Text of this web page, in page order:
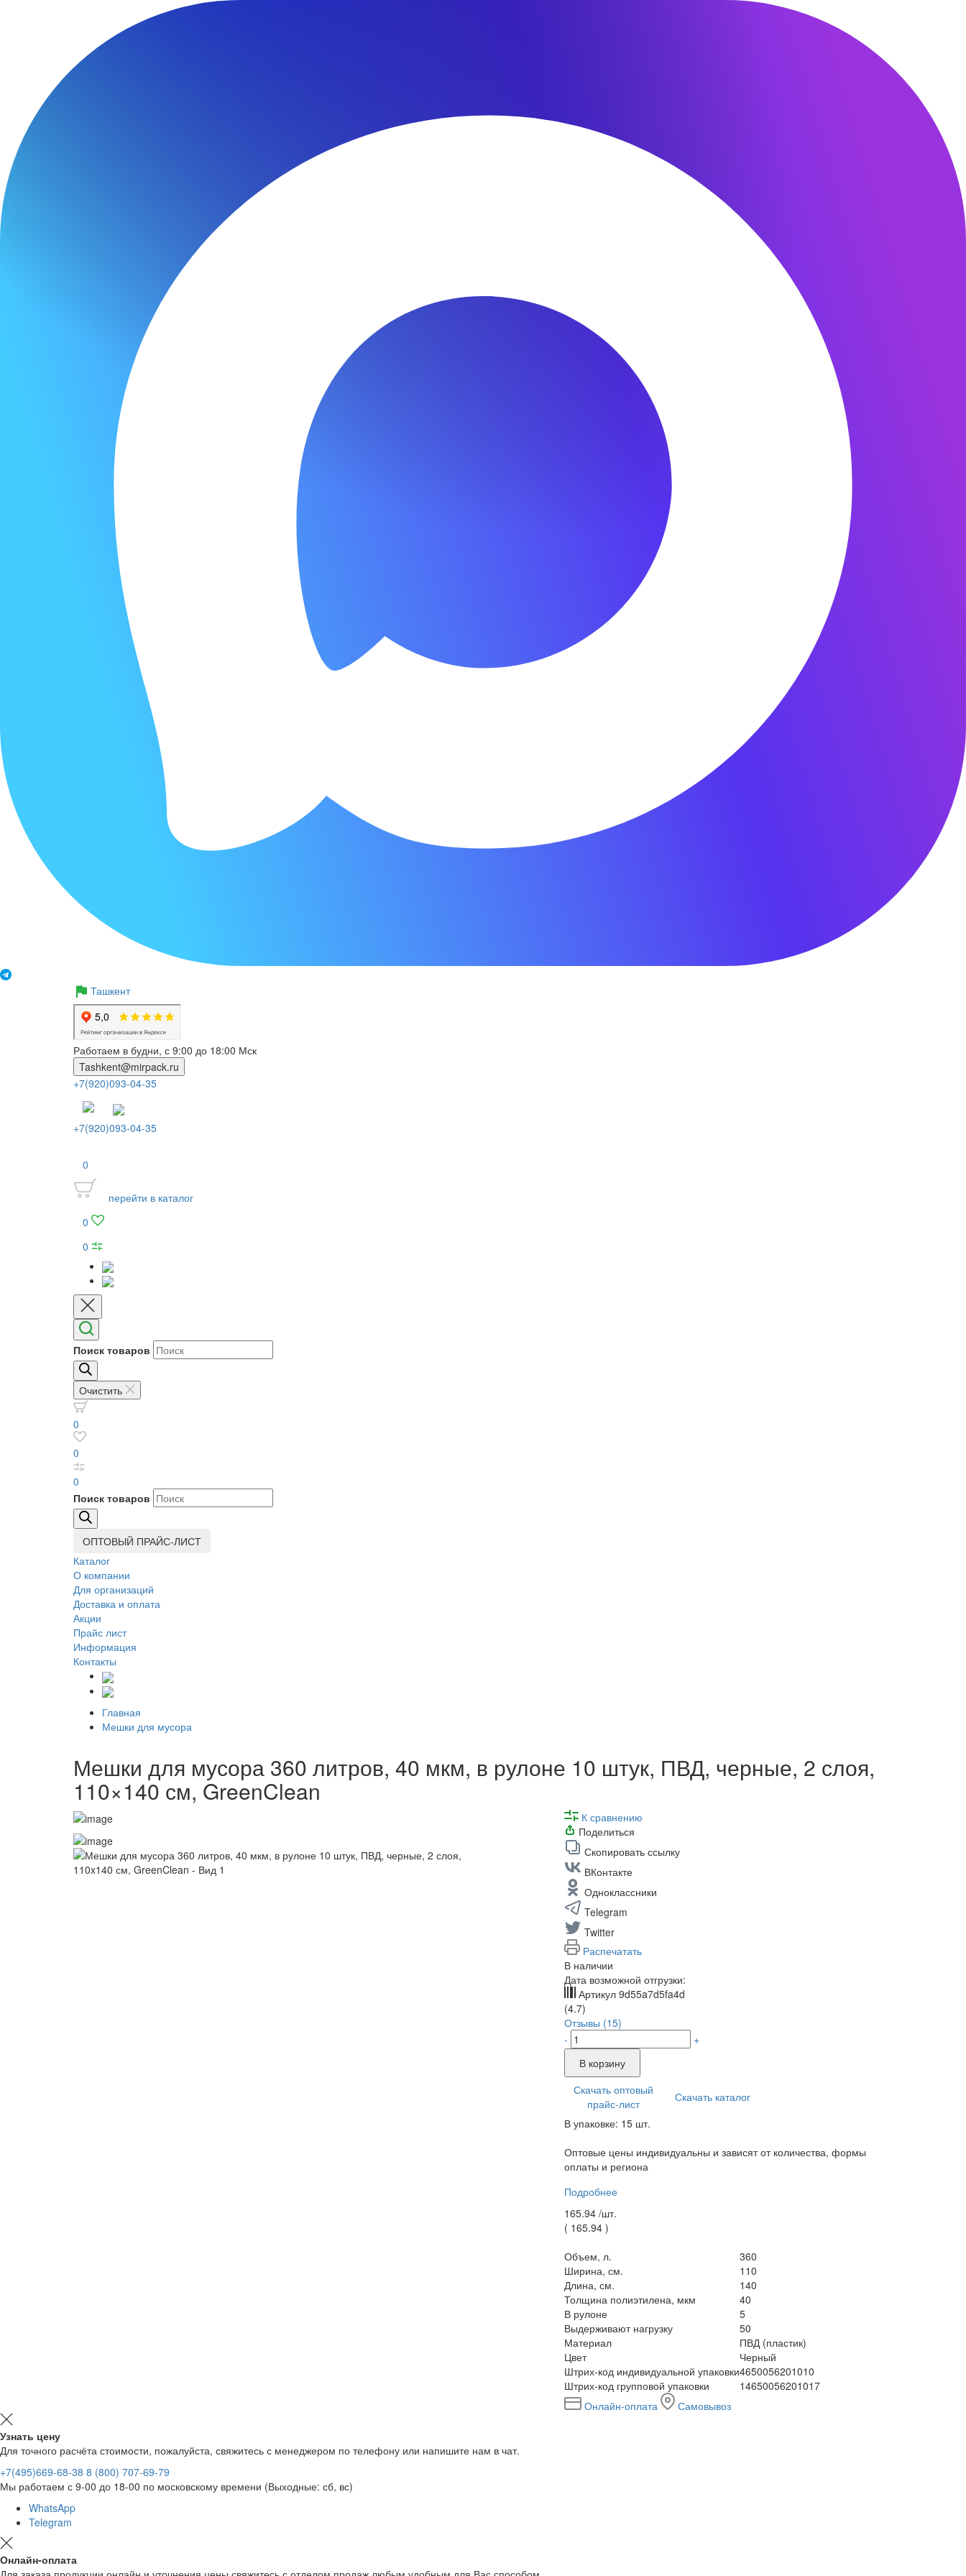
Ташкент
Работаем в будни, с 9:00 до 18:00 Мск
Tashkent@mirpack.ru
+7(920)093-04-35
+7(920)093-04-35
0
перейти в каталог
0
0
Поиск товаров
Очистить
0
0
0
Поиск товаров
ОПТОВЫЙ ПРАЙС-ЛИСТ
Каталог
О компании
Для организаций
Доставка и оплата
Акции
Прайс лист
Информация
Контакты
Главная
Мешки для мусора
Мешки для мусора 360 литров, 40 мкм, в рулоне 10 штук, ПВД, черные, 2 слоя,
110×140 см, GreenClean
К сравнению
Поделиться
Скопировать ссылку
ВКонтакте
Одноклассники
Telegram
Twitter
Распечатать
В наличии
Дата возможной отгрузки:
Артикул 9d55a7d5fa4d
(4.7)
Отзывы (15)
-
+
В корзину
Скачать оптовый
прайс-лист
Скачать каталог
В упаковке: 15 шт.
Оптовые цены индивидуальны и зависят от количества, формы
оплаты и региона
Подробнее
165.94 /шт.
( 165.94 )
Объем, л.
360
Ширина, см.
110
Длина, см.
140
Толщина полиэтилена, мкм
40
В рулоне
5
Выдерживают нагрузку
50
Материал
ПВД (пластик)
Цвет
Черный
Штрих-код индивидуальной упаковки4650056201010
Штрих-код групповой упаковки
14650056201017
Онлайн-оплата
Самовывоз
Узнать цену
Для точного расчёта стоимости, пожалуйста, свяжитесь с менеджером по телефону или напишите нам в чат.
+7(495)669-68-38 8 (800) 707-69-79
Мы работаем с 9-00 до 18-00 по московскому времени (Выходные: сб, вс)
WhatsApp
Telegram
Онлайн-оплата